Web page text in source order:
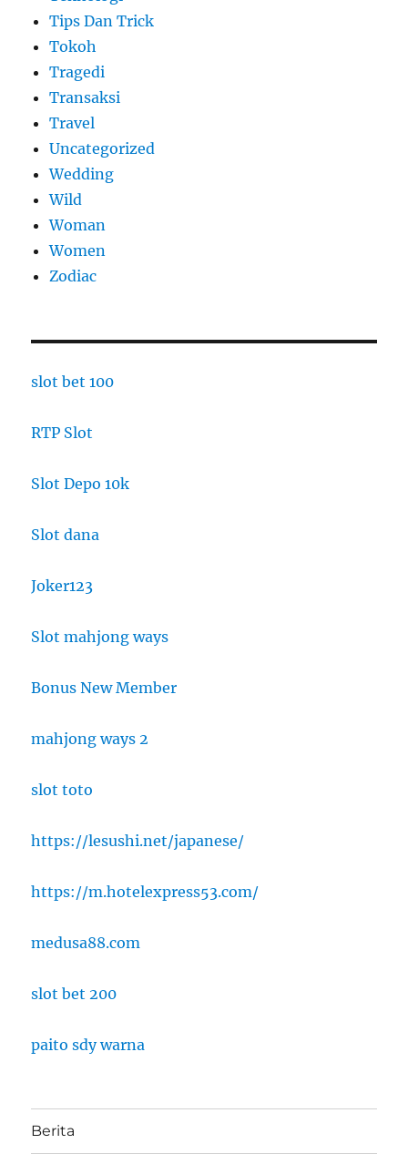
Tips Dan Trick
Tokoh
Tragedi
Transaksi
Travel
Uncategorized
Wedding
Wild
Woman
Women
Zodiac
slot bet 100
RTP Slot
Slot Depo 10k
Slot dana
Joker123
Slot mahjong ways
Bonus New Member
mahjong ways 2
slot toto
https://lesushi.net/japanese/
https://m.hotelexpress53.com/
medusa88.com
slot bet 200
paito sdy warna
Berita